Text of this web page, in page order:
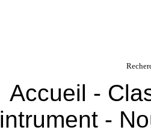
Accueil -
intrument-